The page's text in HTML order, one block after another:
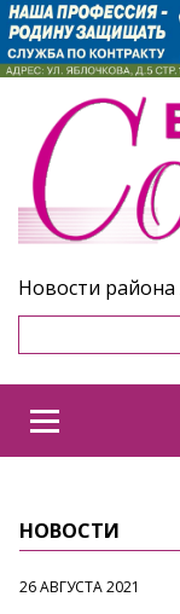
Новости
НОВОСТИ
26 АВГУСТА 2021